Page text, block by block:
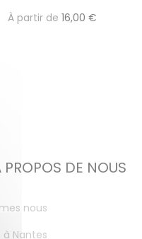
À partir de 16,00 €
PROPOS DE NOUS
nous
Nantes